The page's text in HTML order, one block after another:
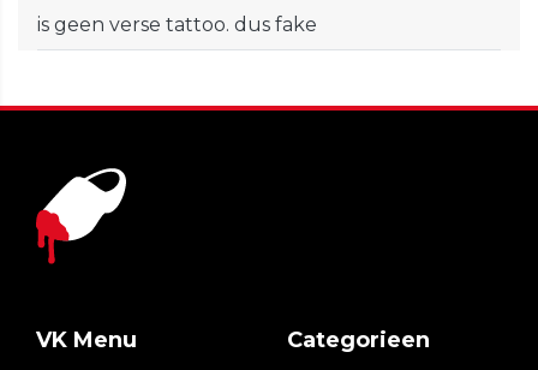
is geen verse tattoo. dus fake
VK Menu Categorieen